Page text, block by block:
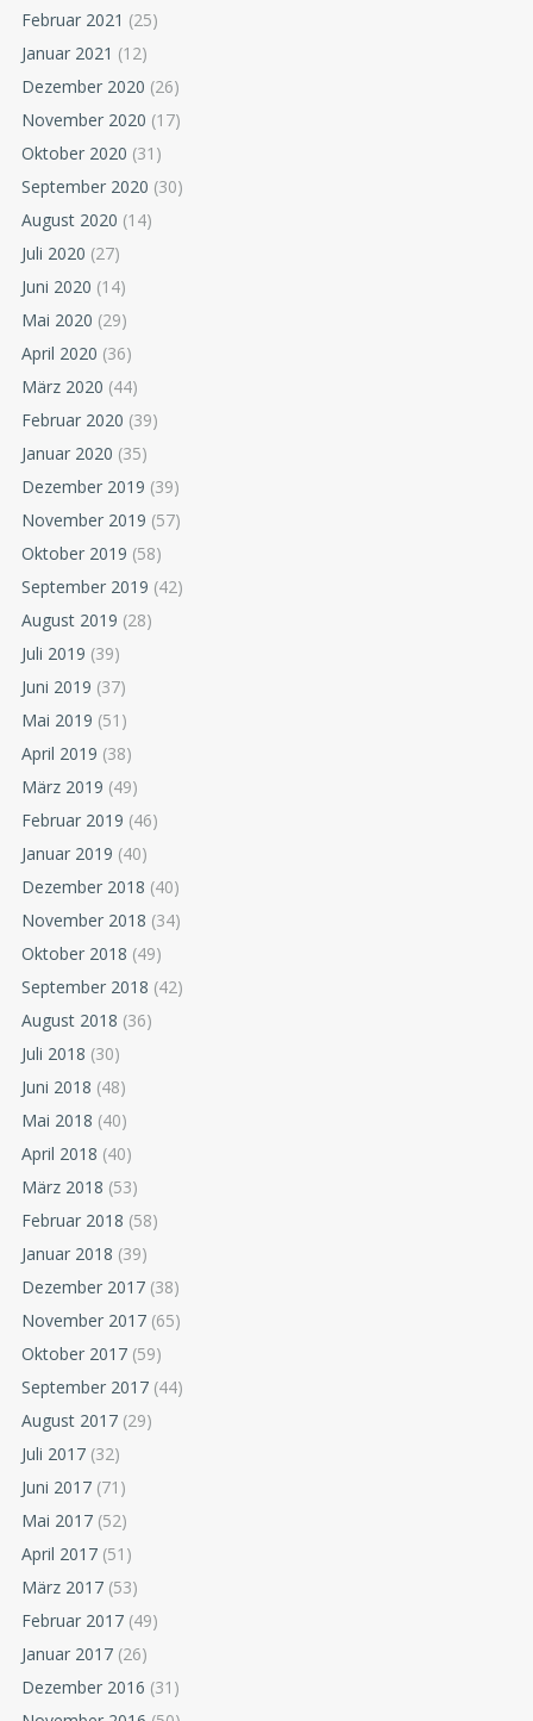
Februar 2021 (25)
Januar 2021 (12)
Dezember 2020 (26)
November 2020 (17)
Oktober 2020 (31)
September 2020 (30)
August 2020 (14)
Juli 2020 (27)
Juni 2020 (14)
Mai 2020 (29)
April 2020 (36)
März 2020 (44)
Februar 2020 (39)
Januar 2020 (35)
Dezember 2019 (39)
November 2019 (57)
Oktober 2019 (58)
September 2019 (42)
August 2019 (28)
Juli 2019 (39)
Juni 2019 (37)
Mai 2019 (51)
April 2019 (38)
März 2019 (49)
Februar 2019 (46)
Januar 2019 (40)
Dezember 2018 (40)
November 2018 (34)
Oktober 2018 (49)
September 2018 (42)
August 2018 (36)
Juli 2018 (30)
Juni 2018 (48)
Mai 2018 (40)
April 2018 (40)
März 2018 (53)
Februar 2018 (58)
Januar 2018 (39)
Dezember 2017 (38)
November 2017 (65)
Oktober 2017 (59)
September 2017 (44)
August 2017 (29)
Juli 2017 (32)
Juni 2017 (71)
Mai 2017 (52)
April 2017 (51)
März 2017 (53)
Februar 2017 (49)
Januar 2017 (26)
Dezember 2016 (31)